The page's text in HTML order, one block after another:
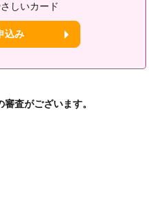
しいカード
込み
査がございます。